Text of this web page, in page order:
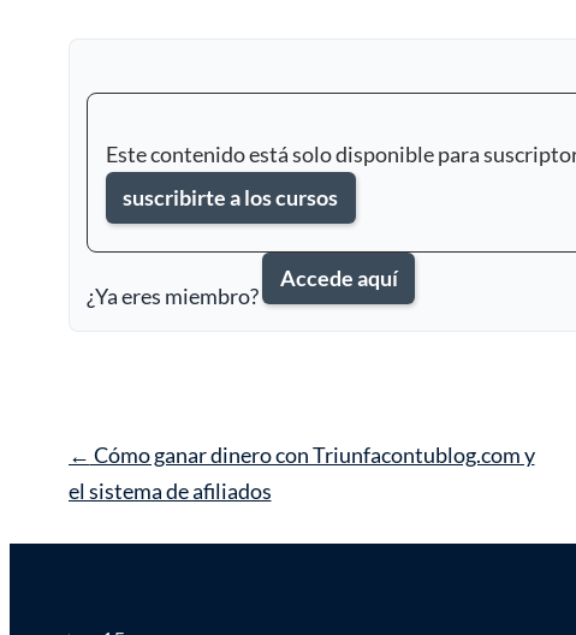
Este contenido está solo disponible para
suscribirte a los cursos
¿Ya eres miembro?
Accede aquí
Navegación
de
← Cómo ganar dinero con Triunfacontublog.com y
el sistema de afiliados